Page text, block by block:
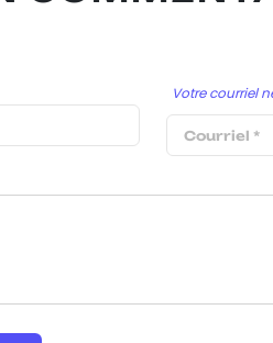
Votre courriel